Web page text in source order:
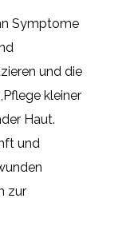
Symptome
und die
kleiner
Haut.
und
zur